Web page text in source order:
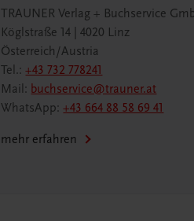
TRAUNER Verlag + Buchservice
Köglstraße 14 | 4020 Linz
Österreich/Austria
Tel.:+43 732 778241
Mail: buchservice@trauner.at
WhatsApp:+43 664 88 58 69 41
mehr erfahren